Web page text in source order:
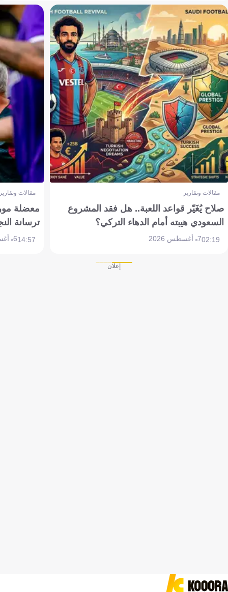
مقالات وتقارير
صلاح يُغَيّر قواعد اللعبة.. هل فقد المشروع
السعودي هيبته أمام الدهاء التركي؟
02:197 أغسطس 2026
مقالات
معضلة
ترسانة
14:576 أغسطس 2026
إعلان